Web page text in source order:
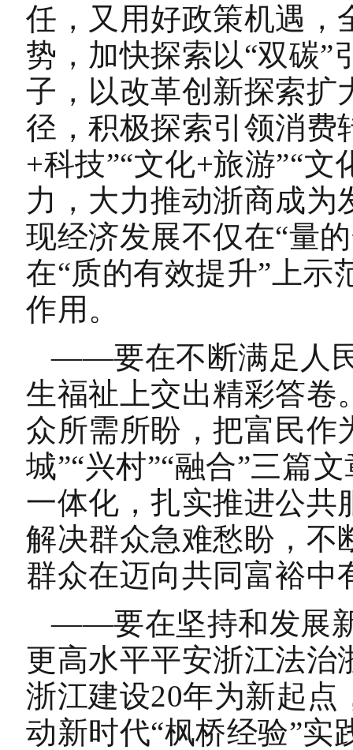
任，又用好政策机遇，
势，加快探索以“双碳”
子，以改革创新探索扩
径，积极探索引领消费
+科技”“文化+旅游”“
力，大力推动浙商成为
现经济发展不仅在“量
在“质的有效提升”上示
作用。
——要在不断满足人
生福祉上交出精彩答卷
众所需所盼，把富民作
城”“兴村”“融合”三篇
一体化，扎实推进公共
解决群众急难愁盼，不
群众在迈向共同富裕中
——要在坚持和发展
更高水平平安浙江法治
浙江建设20年为新起
动新时代“枫桥经验”实